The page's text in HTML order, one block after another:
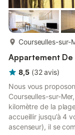
Courseulles-sur-
Appartement De
8,5 (32 avis)
Nous vous
Courseulles-sur-
kilomètre de la
accueillir jusqu’à 4
ascenseur), il se